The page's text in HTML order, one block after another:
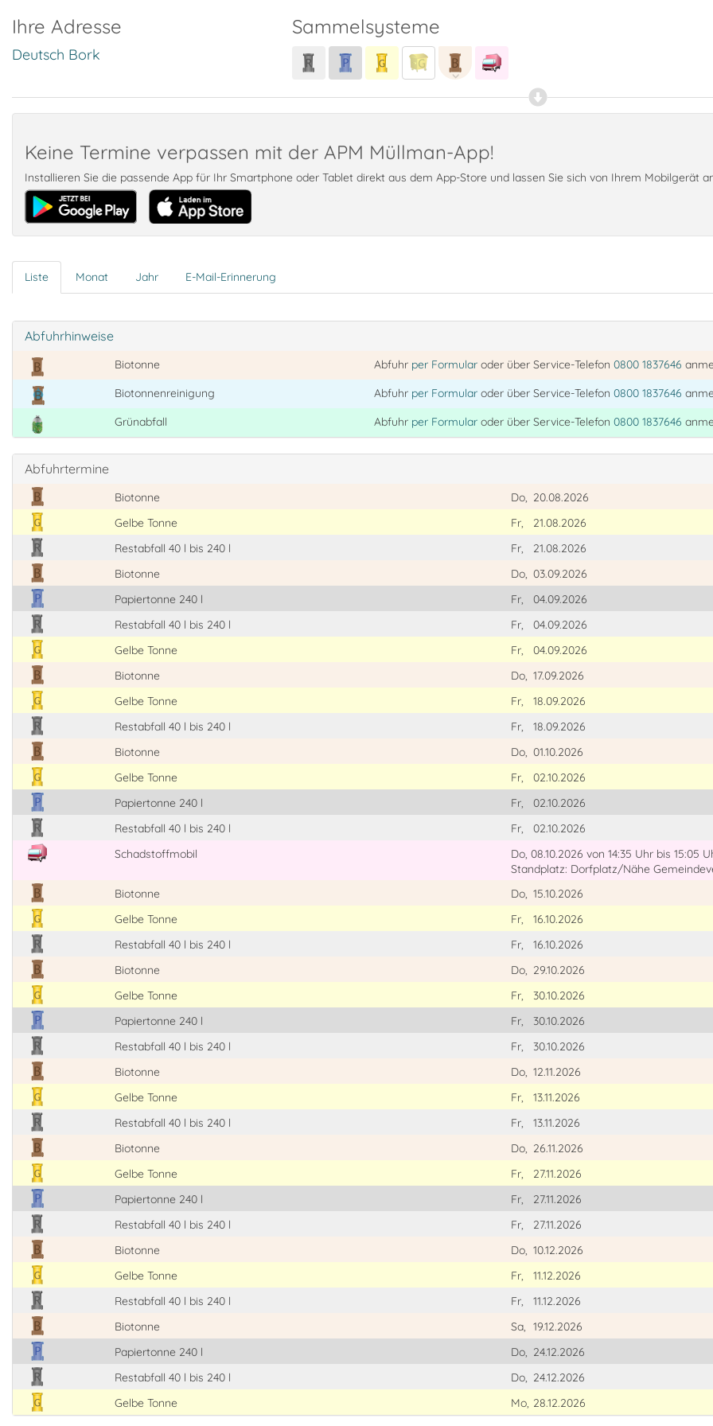
Ihre Adresse
Deutsch Bork
Sammelsysteme
Keine Termine verpassen mit der APM Müllman-App!
Installieren Sie die passende App für Ihr Smartphone oder Tablet direkt aus dem App-Store und lassen Sie sich von Ihrem Mobilgerät
Liste Monat Jahr E-Mail-Erinnerung
Abfuhrhinweise
Biotonne Abfuhr per Formularoder über Service-Telefon 0800 1837646
Biotonnenreinigung
Abfuhr per Formularoder über Service-Telefon 0800 1837646
Grünabfall
Abfuhr per Formularoder über Service-Telefon 0800 1837646
Abfuhrtermine
Biotonne Do, 20.08.2026
Gelbe Tonne
Fr,
21.08.2026
Restabfall 40 l bis 240 l
Fr,
21.08.2026
Biotonne
Do, 03.09.2026
Papiertonne 240 l
Fr,
04.09.2026
Restabfall 40 l bis 240 l
Fr,
04.09.2026
Gelbe Tonne
Fr,
04.09.2026
Biotonne
Do, 17.09.2026
Gelbe Tonne
Fr,
18.09.2026
Restabfall 40 l bis 240 l
Fr,
18.09.2026
Biotonne
Do, 01.10.2026
Gelbe Tonne
Fr,
02.10.2026
Papiertonne 240 l
Fr,
02.10.2026
Restabfall 40 l bis 240 l
Fr,
02.10.2026
Schadstoffmobil
Do, 08.10.2026 von 14:35 Uhr bis 15:05
Standplatz: Dorfplatz/Nähe
Biotonne
Do, 15.10.2026
Gelbe Tonne
Fr,
16.10.2026
Restabfall 40 l bis 240 l
Fr,
16.10.2026
Biotonne
Do, 29.10.2026
Gelbe Tonne
Fr,
30.10.2026
Papiertonne 240 l
Fr,
30.10.2026
Restabfall 40 l bis 240 l
Fr,
30.10.2026
Biotonne
Do, 12.11.2026
Gelbe Tonne
Fr,
13.11.2026
Restabfall 40 l bis 240 l
Fr,
13.11.2026
Biotonne
Do, 26.11.2026
Gelbe Tonne
Fr,
27.11.2026
Papiertonne 240 l
Fr,
27.11.2026
Restabfall 40 l bis 240 l
Fr,
27.11.2026
Biotonne
Do, 10.12.2026
Gelbe Tonne
Fr,
11.12.2026
Restabfall 40 l bis 240 l
Fr,
11.12.2026
Biotonne
Sa, 19.12.2026
Papiertonne 240 l
Do, 24.12.2026
Restabfall 40 l bis 240 l
Do, 24.12.2026
Gelbe Tonne
Mo, 28.12.2026